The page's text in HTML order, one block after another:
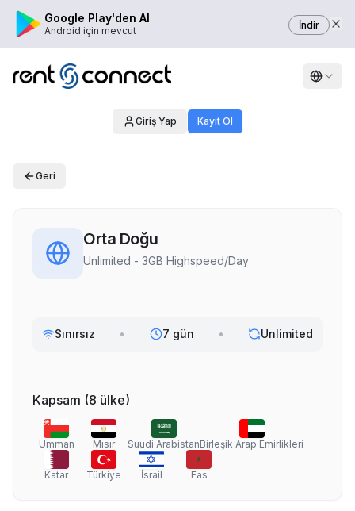
Google Play'den Al
Android için mevcut İndir
Giriş Yap Kayıt Ol
Geri
Orta Doğu
Unlimited - 3GB Highspeed/Day
Sınırsız • 7 gün • Unlimited
Kapsam (8 ülke)
Umman Mısır Suudi ArabistanBirleşik Arap Emirlikleri
Katar Türkiye İsrail Fas